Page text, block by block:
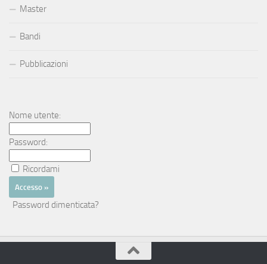
Master
Bandi
Pubblicazioni
Nome utente:
Password:
Ricordami
Password dimenticata?